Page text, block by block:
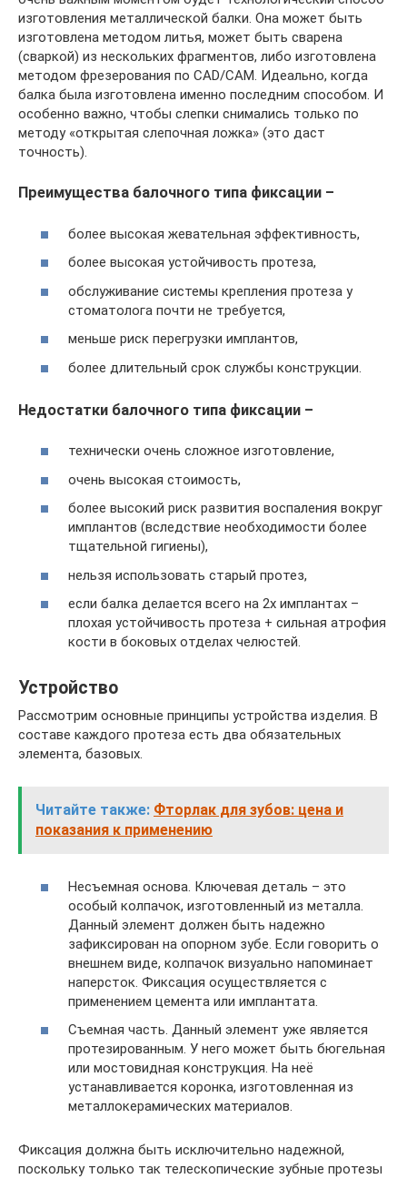
изготовления металлической балки. Она может быть
изготовлена методом литья, может быть сварена
(сваркой) из нескольких фрагментов, либо изготовлена
методом фрезерования по CAD/CAM. Идеально, когда
балка была изготовлена именно последним способом. И
особенно важно, чтобы слепки снимались только по
методу «открытая слепочная ложка» (это даст
точность).
Преимущества балочного типа фиксации –
более высокая жевательная эффективность,
более высокая устойчивость протеза,
обслуживание системы крепления протеза у
стоматолога почти не требуется,
меньше риск перегрузки имплантов,
более длительный срок службы конструкции.
Недостатки балочного типа фиксации –
технически очень сложное изготовление,
очень высокая стоимость,
более высокий риск развития воспаления вокруг
имплантов (вследствие необходимости более
тщательной гигиены),
нельзя использовать старый протез,
если балка делается всего на 2х имплантах –
плохая устойчивость протеза + сильная атрофия
кости в боковых отделах челюстей.
Устройство
Рассмотрим основные принципы устройства изделия. В
составе каждого протеза есть два обязательных
элемента, базовых.
Читайте также: Фторлак для зубов: цена и
показания к применению
Несъемная основа. Ключевая деталь – это
особый колпачок, изготовленный из металла.
Данный элемент должен быть надежно
зафиксирован на опорном зубе. Если говорить о
внешнем виде, колпачок визуально напоминает
наперсток. Фиксация осуществляется с
применением цемента или имплантата.
Съемная часть. Данный элемент уже является
протезированным. У него может быть бюгельная
или мостовидная конструкция. На неё
устанавливается коронка, изготовленная из
металлокерамических материалов.
Фиксация должна быть исключительно надежной,
поскольку только так телескопические зубные протезы